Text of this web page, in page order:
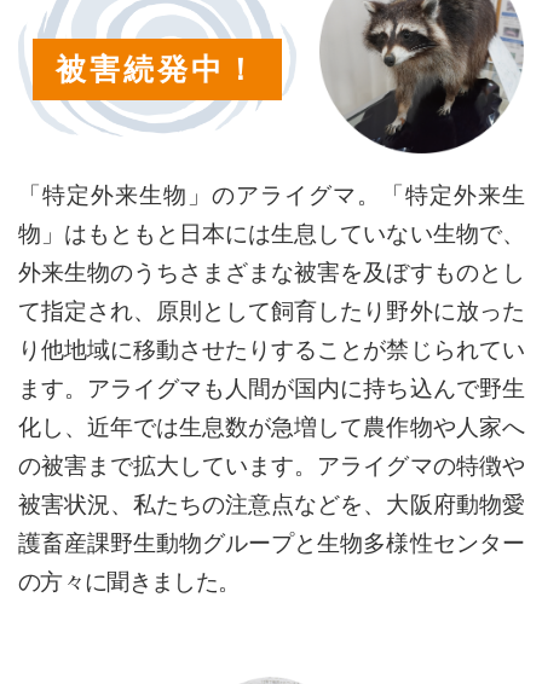
被害続発中！
「特定外来生物」のアライグマ。「特定外来生
物」はもともと日本には生息していない生物で、
外来生物のうちさまざまな被害を及ぼすものとし
て指定され、原則として飼育したり野外に放った
り他地域に移動させたりすることが禁じられてい
ます。アライグマも人間が国内に持ち込んで野生
化し、近年では生息数が急増して農作物や人家へ
の被害まで拡大しています。アライグマの特徴や
被害状況、私たちの注意点などを、大阪府動物愛
護畜産課野生動物グループと生物多様性センター
の方々に聞きました。